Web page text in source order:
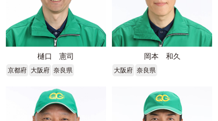
樋口 憲司
京都府 大阪府 奈良県
岡本 和久
大阪府 奈良県